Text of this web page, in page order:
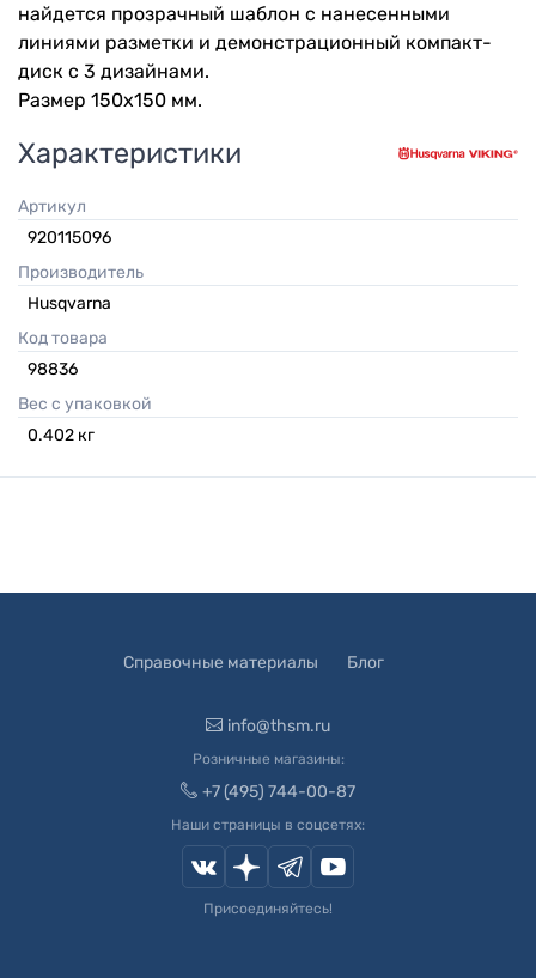
найдется прозрачный шаблон с нанесенными
линиями разметки и демонстрационный компакт-
диск с 3 дизайнами.
Размер 150х150 мм.
Характеристики
Артикул
920115096
Производитель
Husqvarna
Код товара
98836
Вес с упаковкой
0.402 кг
Справочные материалы Блог
info@thsm.ru
Розничные магазины:
+7 (495) 744-00-87
Наши страницы в соцсетях:
Присоединяйтесь!